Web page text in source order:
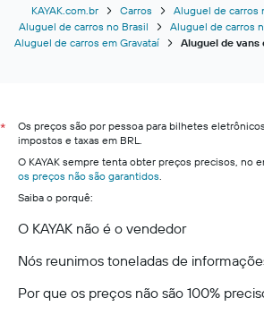
KAYAK.com.br Carros
Aluguel de carros
Aluguel de carros no Brasil
Aluguel de carros
Aluguel de carros em Gravataí
Aluguel de vans
*
Os preços são por pessoa para bilhetes
impostos e taxas em BRL.
O KAYAK sempre tenta obter preços precisos, no
os preços não são garantidos.
Saiba o porquê:
O KAYAK não é o vendedor
Nós reunimos toneladas de
Por que os preços não são 100%